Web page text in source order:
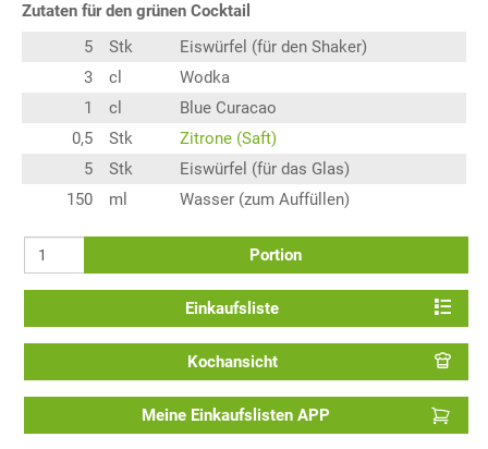
Zutaten für den grünen Cocktail
5
Stk
Eiswürfel (für den Shaker)
3
cl
Wodka
1
cl
Blue Curacao
0,5
Stk
Zitrone (Saft)
5
Stk
Eiswürfel (für das Glas)
150
ml Wasser (zum Auffüllen)
Portion
Einkaufsliste
Kochansicht
Meine Einkaufslisten APP